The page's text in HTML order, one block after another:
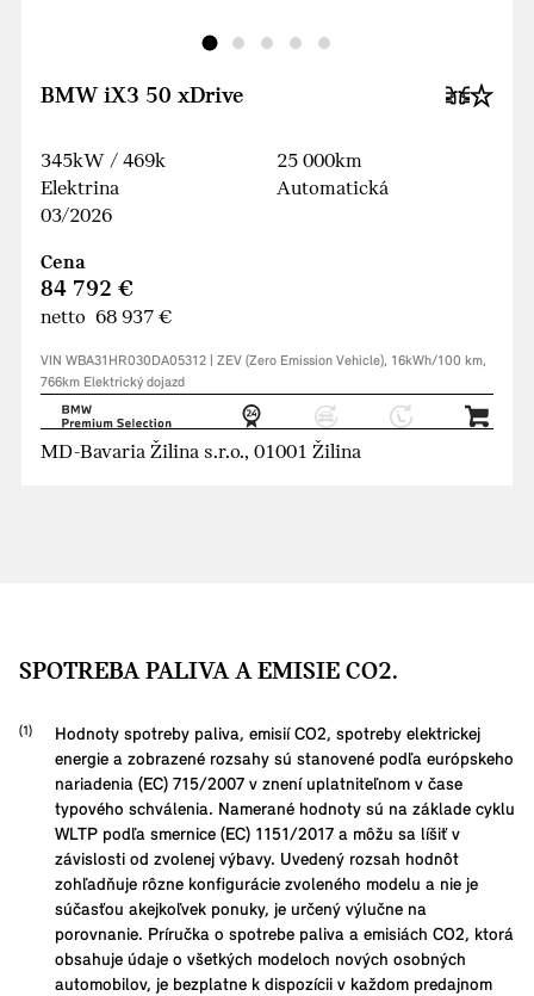
BMW iX3 50 xDrive
345kW / 469k
Elektrina
03/2026
25 000km
Automatická
Cena
84 792 €
netto 68 937 €
VIN WBA31HR030DA05312 | ZEV (Zero Emission Vehicle), 16kWh/100 km,
766km Elektrický dojazd
MD-Bavaria Žilina s.r.o., 01001 Žilina
SPOTREBA PALIVA A EMISIE CO2.
Hodnoty spotreby paliva, emisií CO2, spotreby elektrickej
energie a zobrazené rozsahy sú stanovené podľa európskeho
nariadenia (EC) 715/2007 v znení uplatniteľnom v čase
typového schválenia. Namerané hodnoty sú na základe cyklu
WLTP podľa smernice (EC) 1151/2017 a môžu sa líšiť v
závislosti od zvolenej výbavy. Uvedený rozsah hodnôt
zohľadňuje rôzne konfigurácie zvoleného modelu a nie je
súčasťou akejkoľvek ponuky, je určený výlučne na
porovnanie. Príručka o spotrebe paliva a emisiách CO2, ktorá
obsahuje údaje o všetkých modeloch nových osobných
automobilov, je bezplatne k dispozícii v každom predajnom